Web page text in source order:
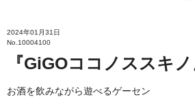
2024年01月31日
No.10004100
『GiGOココノススキ
お酒を飲みながら遊べるゲーセン